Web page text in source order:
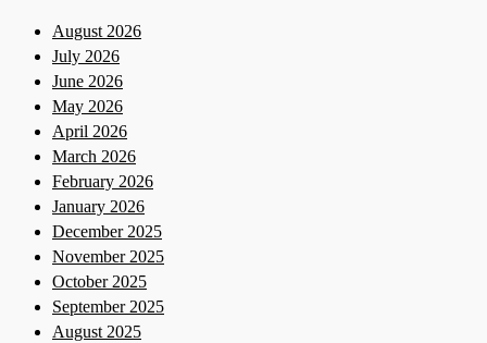
August 2026
July 2026
June 2026
May 2026
April 2026
March 2026
February 2026
January 2026
December 2025
November 2025
October 2025
September 2025
August 2025